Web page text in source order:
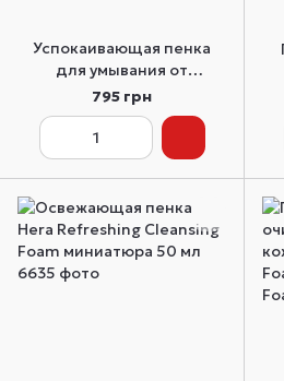
Успокаивающая пенка
для умывания от
воспалений Mixsoon H.C.T.
Bubble Cleanser 150 мл
795 грн